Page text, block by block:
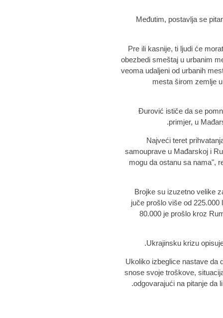
Međutim, postavlja se
"Pre ili kasnije, ti ljudi će
obezbedi smeštaj u urbanim
veoma udaljeni od urbanih
mesta širom zemlje
Đurović ističe da se
primjer, u
"Najveći teret
samouprave u Mađarskoj i
mogu da ostanu sa nama",
"Brojke su izuzetno velike
juče prošlo više od 225.000
80.000 je prošlo kroz
Ukrajinsku krizu
"Ukoliko izbeglice nastave
snose svoje troškove,
odgovarajući na pitanje da